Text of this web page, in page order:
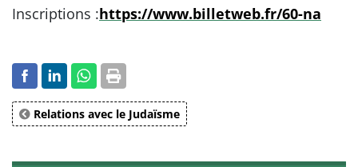
Inscriptions :https://www.billetweb.fr/60-na
Relations avec le Judaïsme